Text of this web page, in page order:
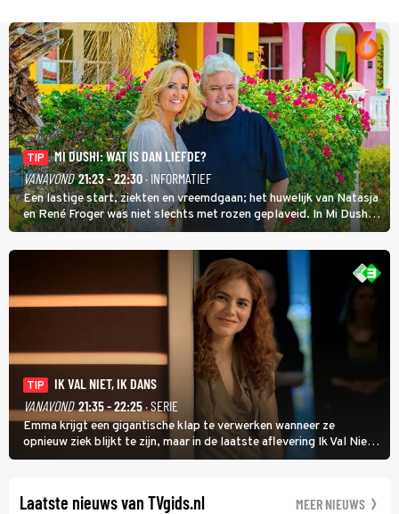
TIP
MI DUSHI: WAT IS DAN LIEFDE?
VANAVOND 21:23 - 22:30 · INFORMATIEF
Een lastige start, ziekten en vreemdgaan; het huwelijk van Natasja
en René Froger was niet slechts met rozen geplaveid. In Mi Dushi:
Wat Is Dan Liefde? neemt Wilfred Genee het showbizzkoppel mee
uit vissen om het over de liefde te hebben.
TIP
IK VAL NIET, IK DANS
VANAVOND 21:35 - 22:25· SERIE
Emma krijgt een gigantische klap te verwerken wanneer ze
opnieuw ziek blijkt te zijn, maar in de laatste aflevering Ik Val Niet,
Ik Dans laat ze zien dat ze niet van plan is op te geven, zelfs als ze
Laatste nieuws van TVgids.nl MEER NIEUWS